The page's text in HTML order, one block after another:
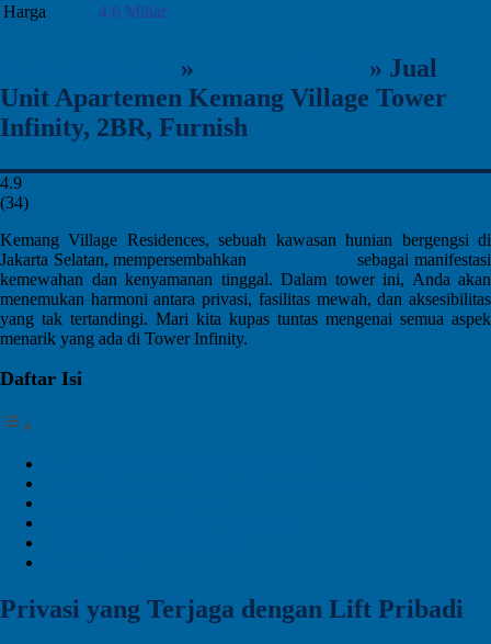
Harga
4.6 Miliar
» » Jual
Unit Apartemen Kemang Village Tower
Infinity, 2BR, Furnish
4.9
(34)
Kemang Village Residences, sebuah kawasan hunian bergengsi di
Jakarta Selatan, mempersembahkan
sebagai manifestasi
kemewahan dan kenyamanan tinggal. Dalam tower ini, Anda akan
menemukan harmoni antara privasi, fasilitas mewah, dan aksesibilitas
yang tak tertandingi. Mari kita kupas tuntas mengenai semua aspek
menarik yang ada di Tower Infinity.
Daftar Isi
Privasi yang Terjaga dengan Lift Pribadi